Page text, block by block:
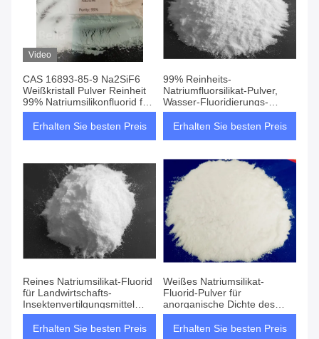
Video
CAS 16893-85-9 Na2SiF6
Weißkristall Pulver Reinheit
99% Natriumsilikonfluorid für
Borosilikatglas
Erhalten Sie besten Preis
99% Reinheits-
Natriumfluorsilikat-Pulver,
Wasser-Fluoridierungs-
Zement Na2sif6
Erhalten Sie besten Preis
Reines Natriumsilikat-Fluorid
für Landwirtschafts-
Insektenvertilgungsmittel
CAS 16893 85 9
Erhalten Sie besten Preis
Weißes Natriumsilikat-
Fluorid-Pulver für
anorganische Dichte des
Material-2,68
Erhalten Sie besten Preis